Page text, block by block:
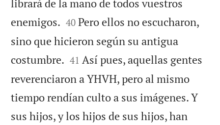
librará de la mano de todos vuestros
enemigos. 

40 Pero ellos no escucharon,
sino que hicieron según su antigua
costumbre. 

41 Así pues, aquellas gentes
reverenciaron a YHVH, pero al mismo
tiempo rendían culto a sus imágenes. Y
sus hijos, y los hijos de sus hijos, han